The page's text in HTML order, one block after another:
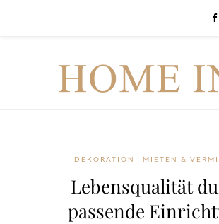
DEKORATION MIETEN &
Lebensqualität
passende